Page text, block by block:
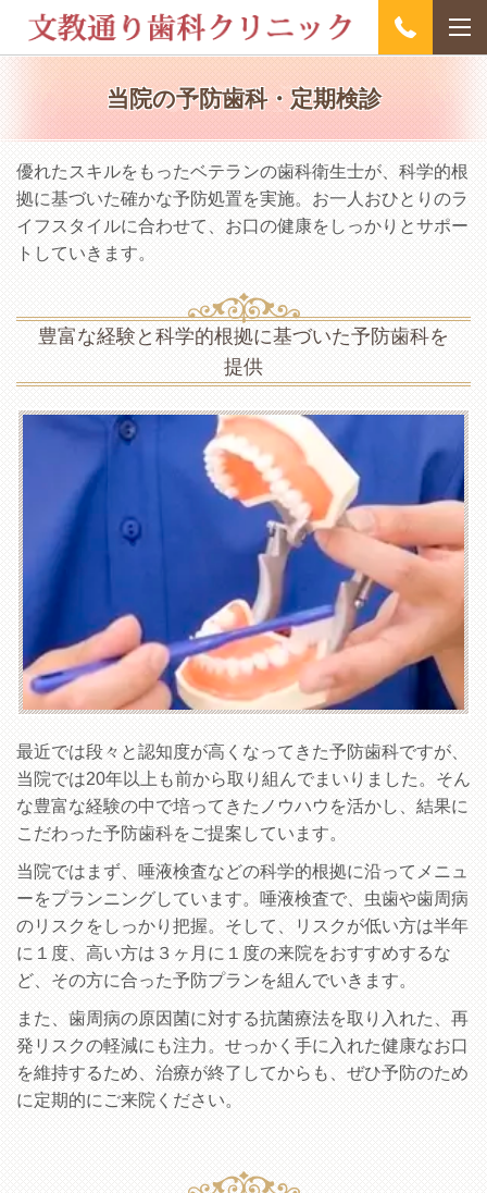
当院の予防歯科・定期検診
優れたスキルをもったベテランの歯科衛生士が、科学的根
拠に基づいた確かな予防処置を実施。お一人おひとりのラ
イフスタイルに合わせて、お口の健康をしっかりとサポー
トしていきます。
豊富な経験と科学的根拠に基づいた予防歯科を
提供
最近では段々と認知度が高くなってきた予防歯科ですが、
当院では20年以上も前から取り組んでまいりました。そん
な豊富な経験の中で培ってきたノウハウを活かし、結果に
こだわった予防歯科をご提案しています。
当院ではまず、唾液検査などの科学的根拠に沿ってメニュ
ーをプランニングしています。唾液検査で、虫歯や歯周病
のリスクをしっかり把握。そして、リスクが低い方は半年
に１度、高い方は３ヶ月に１度の来院をおすすめするな
ど、その方に合った予防プランを組んでいきます。
また、歯周病の原因菌に対する抗菌療法を取り入れた、再
発リスクの軽減にも注力。せっかく手に入れた健康なお口
を維持するため、治療が終了してからも、ぜひ予防のため
に定期的にご来院ください。